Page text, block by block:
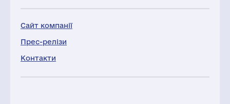
Сайт компанії
Прес-релізи
Контакти